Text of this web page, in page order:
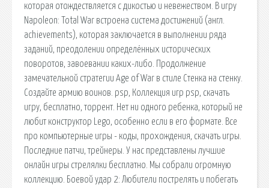
которая отождествляется с дикостью и невежеством. В игру
Napoleon: Total War встроена система достижений (англ.
achievements), которая заключается в выполнении ряда
заданий, преодолении определённых исторических
поворотов, завоевании каких-либо. Продолжение
замечательной стратегии Age of War в стиле Cтенка на стенку.
Создайте армию воинов. psp, Коллекция игр psp, скачать
игру, бесплатно, торрент. Нет ни одного ребенка, который не
любит конструктор Lego, особенно если в его формате. Все
про компьютерные игры - коды, прохождения, скачать игры.
Последние патчи, трейнеры. У нас представлены лучшие
онлайн игры стрелялки бесплатно. Мы собрали огромную
коллекцию. Боевой удар 2: Любители пострелять и побегать